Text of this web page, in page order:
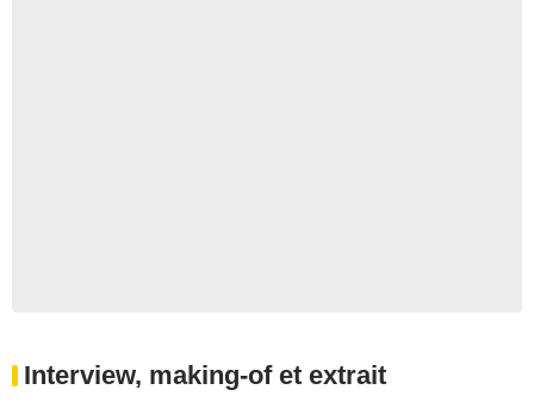
Interview, making-of et extrait